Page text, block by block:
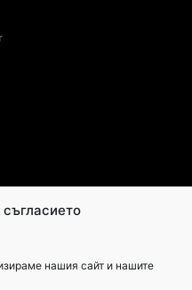
нашия сайт и нашите